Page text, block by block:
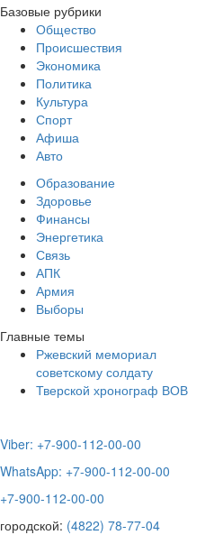
Базовые рубрики
Общество
Происшествия
Экономика
Политика
Культура
Спорт
Афиша
Авто
Образование
Здоровье
Финансы
Энергетика
Связь
АПК
Армия
Выборы
Главные темы
Ржевский мемориал
советскому солдату
Тверской хронограф ВОВ
Viber: +7-900-112-00-00
WhatsApp: +7-900-112-00-00
+7-900-112-00-00
городской: (4822) 78-77-04